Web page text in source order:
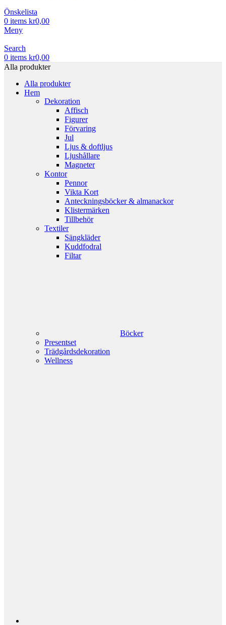
Önskelista
0 items kr0,00
Meny
Search
0 items kr0,00
Alla produkter
Alla produkter
Hem
Dekoration
Affisch
Figurer
Förvaring
Jul
Ljus & doftljus
Ljushållare
Magneter
Kontor
Pennor
Vikta Kort
Anteckningsböcker & almanackor
Klistermärken
Tillbehör
Textiler
Sängkläder
Kuddfodral
Filtar
Böcker
Presentset
Trädgårdsdekoration
Wellness